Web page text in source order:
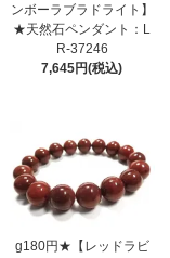
ンボーラブラドライト】
★天然石ペンダント：L
R-37246
7,645円(税込)
g180円★【レッドラビ